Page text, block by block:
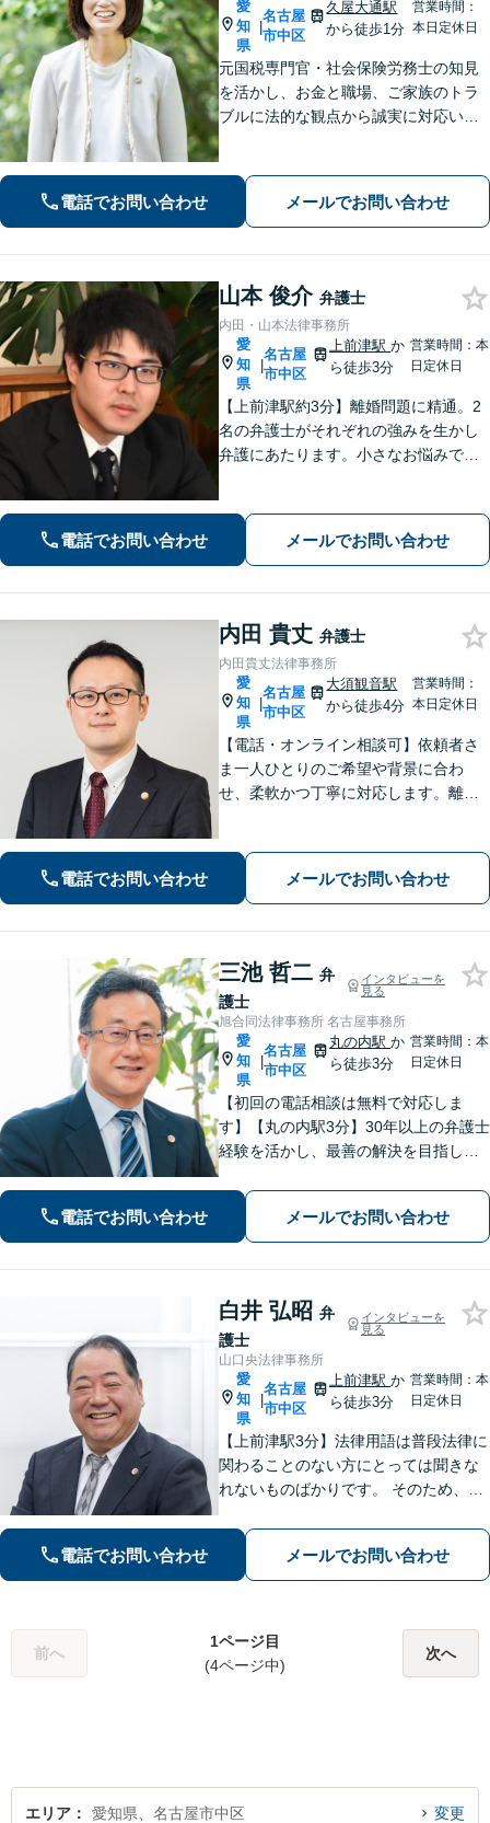
愛
知
県
|
名古屋
市中区
久屋大通駅
から徒歩1分
営業時間：
本日定休日
元国税専門官・社会保険労務士の知見
を活かし、お金と職場、ご家族のトラ
ブルに法的な観点から誠実に対応いた
らのご相談可
電話でお問い合わせ メールでお問い合わせ
山本 俊介 弁護士
内田・山本法律事務所
愛
知
県
|
名古屋
市中区
上前津駅か
ら徒歩3分
営業時間：本
日定休日
【上前津駅約3分】離婚問題に精通。2
名の弁護士がそれぞれの強みを生かし
弁護にあたります。小さなお悩みで
イスを行います！【初回相談無料】
電話でお問い合わせ メールでお問い合わせ
内田 貴丈 弁護士
内田貴丈法律事務所
愛
知
県
|
名古屋
市中区
大須観音駅
から徒歩4分
営業時間：
本日定休日
【電話・オンライン相談可】依頼者さ
ま一人ひとりのご希望や背景に合わ
せ、柔軟かつ丁寧に対応します。離
たします。ご相談ください。【大須観
音駅4分】
電話でお問い合わせ メールでお問い合わせ
三池 哲二 弁
護士
インタビューを
見る
旭合同法律事務所 名古屋事務所
愛
知
県
|
名古屋
市中区
丸の内駅か
ら徒歩3分
営業時間：本
日定休日
【初回の電話相談は無料で対応しま
す】【丸の内駅3分】30年以上の弁護士
経験を活かし、最善の解決を目指しま
向けて尽力【労働問題】証拠集め・準
備から親身にサポート【他士業と連
携】
電話でお問い合わせ メールでお問い合わせ
白井 弘昭 弁
護士
インタビューを
見る
山口央法律事務所
愛
知
県
|
名古屋
市中区
上前津駅か
ら徒歩3分
営業時間：本
日定休日
【上前津駅3分】法律用語は普段法律に
関わることのない方にとっては聞きな
れないものばかりです。 そのため、な
からの対応を説明させていただきま
す。最善の解決策は何なのかを共に考
え、解決までサポートさせていただき
電話でお問い合わせ メールでお問い合わせ
前へ
1ページ目
(4ページ中)
次へ
エリア 愛知県、名古屋市中区 変更